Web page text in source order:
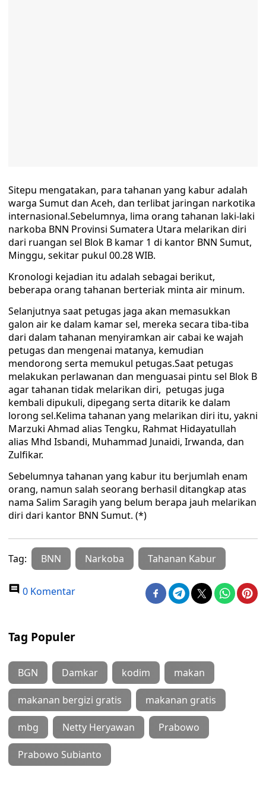
Sitepu mengatakan, para tahanan yang kabur adalah
warga Sumut dan Aceh, dan terlibat jaringan narkotika
internasional.Sebelumnya, lima orang tahanan laki-laki
narkoba BNN Provinsi Sumatera Utara melarikan diri
dari ruangan sel Blok B kamar 1 di kantor BNN Sumut,
Minggu, sekitar pukul 00.28 WIB.
Kronologi kejadian itu adalah sebagai berikut,
beberapa orang tahanan berteriak minta air minum.
Selanjutnya saat petugas jaga akan memasukkan
galon air ke dalam kamar sel, mereka secara tiba-tiba
dari dalam tahanan menyiramkan air cabai ke wajah
petugas dan mengenai matanya, kemudian
mendorong serta memukul petugas.Saat petugas
melakukan perlawanan dan menguasai pintu sel Blok B
agar tahanan tidak melarikan diri, petugas juga
kembali dipukuli, dipegang serta ditarik ke dalam
lorong sel.Kelima tahanan yang melarikan diri itu, yakni
Marzuki Ahmad alias Tengku, Rahmat Hidayatullah
alias Mhd Isbandi, Muhammad Junaidi, Irwanda, dan
Zulfikar.
Sebelumnya tahanan yang kabur itu berjumlah enam
orang, namun salah seorang berhasil ditangkap atas
nama Salim Saragih yang belum berapa jauh melarikan
diri dari kantor BNN Sumut. (*)
Tag: BNN Narkoba Tahanan Kabur
0 Komentar
Tag Populer
BGN Damkar kodim makan
makanan bergizi gratis makanan gratis
mbg Netty Heryawan Prabowo
Prabowo Subianto